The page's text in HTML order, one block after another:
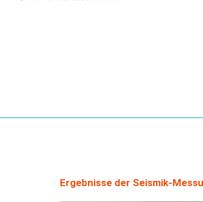
Ergebnisse der Seismik-